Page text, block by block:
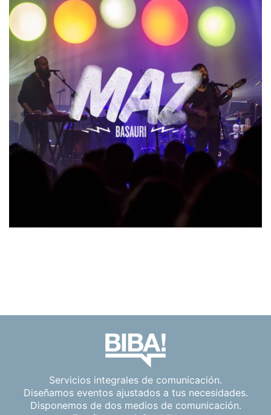
Servicios integrales de comunicación.
Diseñamos eventos ajustados a tus necesidades.
Disponemos de dos medios de comunicación.